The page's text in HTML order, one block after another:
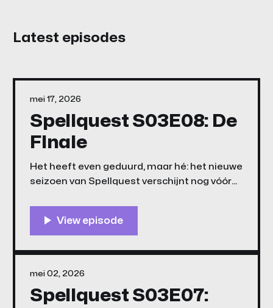
Latest episodes
Spellquest S03E08: De
FInale
Het heeft even geduurd, maar hé: het nieuwe
seizoen van Spellquest verschijnt nog vóór
duidelijk niet de gelikte spionnen waar op
mei 17, 2026
Spellquest S03E07:
mei 02, 2026